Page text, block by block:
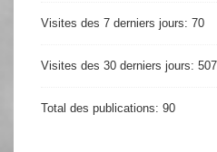
Visites des 7 derniers jours: 70
Visites des 30 derniers jours: 507
Total des publications: 90